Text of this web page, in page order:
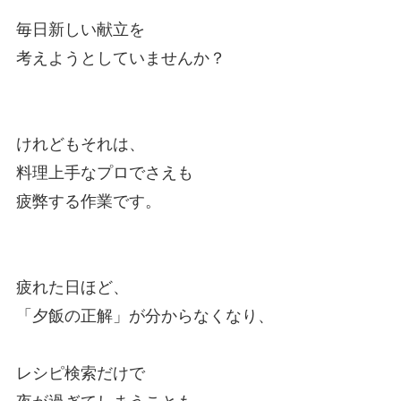
毎日新しい献立を
考えようとしていませんか？
けれどもそれは、
料理上手なプロでさえも
疲弊する作業です。
疲れた日ほど、
「夕飯の正解」が分からなくなり、
レシピ検索だけで